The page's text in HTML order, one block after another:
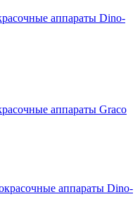
аппараты Dino-
аппараты Graco
аппараты Dino-